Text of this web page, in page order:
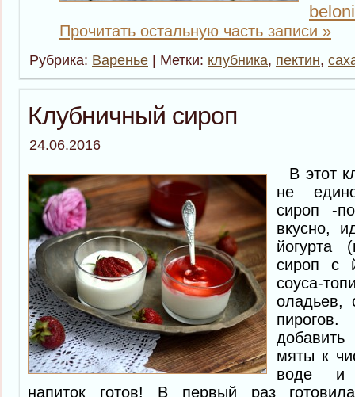
Прочитать остальную часть записи »
Рубрика: Варенье | Метки: клубника, пектин,
Клубничный сироп
24.06.2016
В этот
не
сироп -
вкусно,
йогурта
сироп с
соуса-
оладьев,
мяты к
воде и
напиток готов! В первый раз